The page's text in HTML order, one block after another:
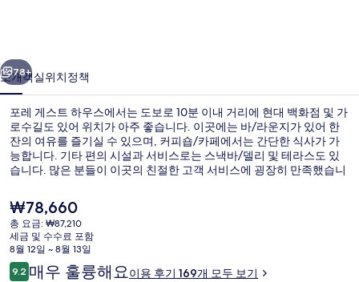
스
의
사
진
갤
러
리
다음
78+
소개객실위치정책
포레 게스트 하우스에서는 도보로 10분 이내 거리에 현대 백화점 및 가
로수길도 있어 위치가 아주 좋습니다. 이곳에는 바/라운지가 있어 한
잔의 여유를 즐기실 수 있으며, 커피숍/카페에서는 간단한 식사가 가
능합니다. 기타 편의 시설과 서비스로는 스낵바/델리 및 테라스도 있
습니다. 많은 분들이 이곳의 친절한 고객 서비스에 굉장히 만족했습니
통편을 이용하기 편리합니다.
현
재
가
격
은
₩78,660
₩78,660
총 요금: ₩87,210
세금 및 수수료 포함
8월 12일 ~ 8월 13일
이
9.210점 만점 중 9.2점.
매우 훌륭해요이용 후기 169개 모두 보기